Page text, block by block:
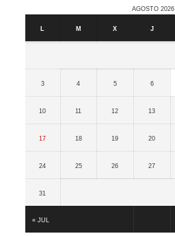
agosto 2026
L
M X J
« Jul
3 4 5 6
10 11 12 13
17 18 19 20
24 25 26 27
31